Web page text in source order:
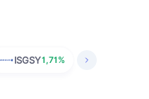
ISGSY1,71%